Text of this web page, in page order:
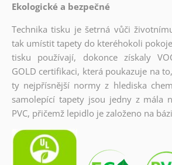
Ekologické a bezpečné
Technika tisku je šetrná vůči
tak umístit tapety do kteréhokoli
tisku používají, dokonce získaly
GOLD certifikaci, která poukazuje na
ty nejpřísnější normy z hlediska
samolepící tapety jsou jedny z mála
PVC, přičemž lepidlo je založeno na